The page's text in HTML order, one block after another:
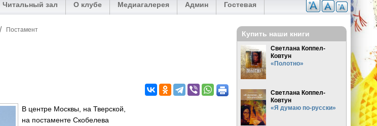
Читальный зал О клубе Медиагалерея Админ Гостевая
Постамент
В центре Москвы, на Тверской,
на постаменте Скобелева
Купить наши книги
Светлана Коппел-
Ковтун
«Полотно»
Светлана Коппел-
Ковтун
«Я думаю по-русски»